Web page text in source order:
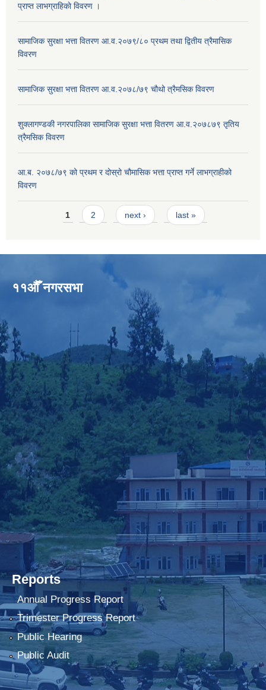
प्राप्त लाभग्राहिकाे विवरण ।
सामाजिक सुरक्षा भत्ता वितरण आ.व.२०७९/८० प्रथम तथा द्वितीय त्रैमासिक
विवरण
सामाजिक सुरक्षा भत्ता वितरण आ.व.२०७८/७९ चौथो त्रैमसिक विवरण
शुक्लागण्डकी नगरपालिका सामाजिक सुरक्षा भत्ता वितरण आ.व.२०७८७९ तृतिय
त्रैमसिक विवरण
आ.ब. २०७८/७९ को प्रथम र दोस्रो चौमासिक भत्ता प्राप्त गर्ने लाभग्राहीको
विवरण
Pages1 2 next › last »
११औँ नगरसभा
Reports
Annual Progress Report
Trimester Progress Report
Public Hearing
Public Audit